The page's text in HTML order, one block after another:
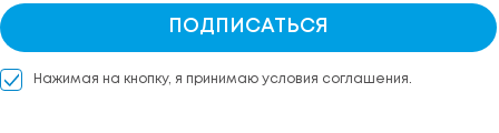
ПОДПИСАТЬСЯ
Нажимая на кнопку, я принимаю условия соглашения.